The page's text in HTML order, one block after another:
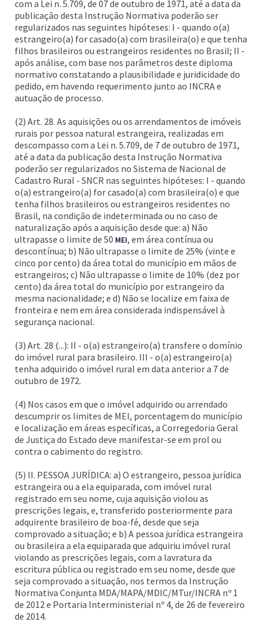
com a Lei n. 5.709, de 07 de outubro de 1971, até a data da
publicação desta Instrução Normativa poderão ser
regularizados nas seguintes hipóteses: I - quando o(a)
estrangeiro(a) for casado(a) com brasileira(o) e que tenha
filhos brasileiros ou estrangeiros residentes no Brasil; II -
após análise, com base nos parâmetros deste diploma
normativo constatando a plausibilidade e juridicidade do
pedido, em havendo requerimento junto ao INCRA e
autuação de processo.
(2) Art. 28. As aquisições ou os arrendamentos de imóveis
rurais por pessoa natural estrangeira, realizadas em
descompasso com a Lei n. 5.709, de 7 de outubro de 1971,
até a data da publicação desta Instrução Normativa
poderão ser regularizados no Sistema de Nacional de
Cadastro Rural - SNCR nas seguintes hipóteses: I - quando
o(a) estrangeiro(a) for casado(a) com brasileira(o) e que
tenha filhos brasileiros ou estrangeiros residentes no
Brasil, na condição de indeterminada ou no caso de
naturalização após a aquisição desde que: a) Não
ultrapasse o limite de 50 MEI, em área contínua ou
descontínua; b) Não ultrapasse o limite de 25% (vinte e
cinco por cento) da área total do município em mãos de
estrangeiros; c) Não ultrapasse o limite de 10% (dez por
cento) da área total do município por estrangeiro da
mesma nacionalidade; e d) Não se localize em faixa de
fronteira e nem em área considerada indispensável à
segurança nacional.
(3) Art. 28 (...): II - o(a) estrangeiro(a) transfere o domínio
do imóvel rural para brasileiro. III - o(a) estrangeiro(a)
tenha adquirido o imóvel rural em data anterior a 7 de
outubro de 1972.
(4) Nos casos em que o imóvel adquirido ou arrendado
descumprir os limites de MEI, porcentagem do município
e localização em áreas específicas, a Corregedoria Geral
de Justiça do Estado deve manifestar-se em prol ou
contra o cabimento do registro.
(5) II. PESSOA JURÍDICA: a) O estrangeiro, pessoa jurídica
estrangeira ou a ela equiparada, com imóvel rural
registrado em seu nome, cuja aquisição violou as
prescrições legais, e, transferido posteriormente para
adquirente brasileiro de boa-fé, desde que seja
comprovado a situação; e b) A pessoa jurídica estrangeira
ou brasileira a ela equiparada que adquiriu imóvel rural
violando as prescrições legais, com a lavratura da
escritura pública ou registrado em seu nome, desde que
seja comprovado a situação, nos termos da Instrução
Normativa Conjunta MDA/MAPA/MDIC/MTur/INCRA nº 1
de 2012 e Portaria Interministerial nº 4, de 26 de fevereiro
de 2014.